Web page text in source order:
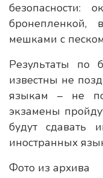
безопасности:
бронепленкой,
мешками с
Результаты по
известны не
языкам – не
экзамены
будут сдавать
иностранных
Фото из архива